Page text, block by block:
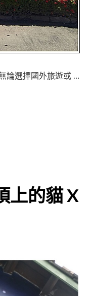
論選擇國外旅遊或 …
上的貓 X